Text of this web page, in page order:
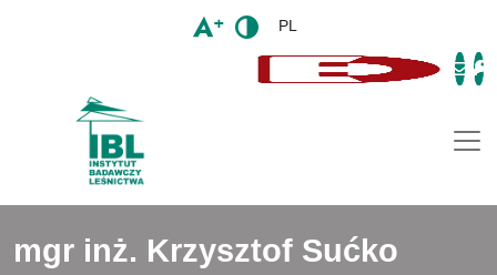
PL
mgr inż. Krzysztof Sućko